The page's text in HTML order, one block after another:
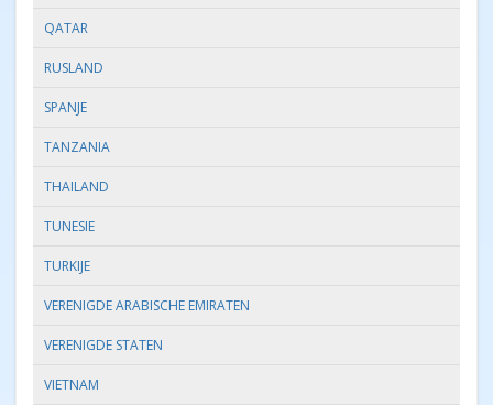
QATAR
RUSLAND
SPANJE
TANZANIA
THAILAND
TUNESIE
TURKIJE
VERENIGDE ARABISCHE EMIRATEN
VERENIGDE STATEN
VIETNAM